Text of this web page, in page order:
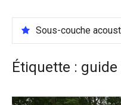
Étiquette :